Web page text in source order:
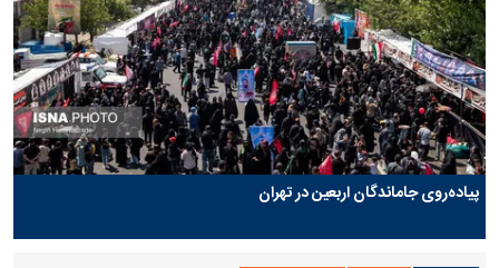
پیاده‌روی جاماندگان اربعین در تهران